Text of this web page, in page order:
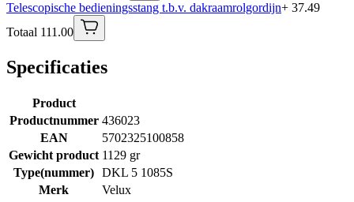
Telescopische bedieningsstang t.b.v. dakraamrolgordijn+ 37.49
Totaal 111.00
Specificaties
Product
Productnummer 436023
EAN
5702325100858
Gewicht product 1129 gr
Type(nummer) DKL 5 1085S
Merk
Velux